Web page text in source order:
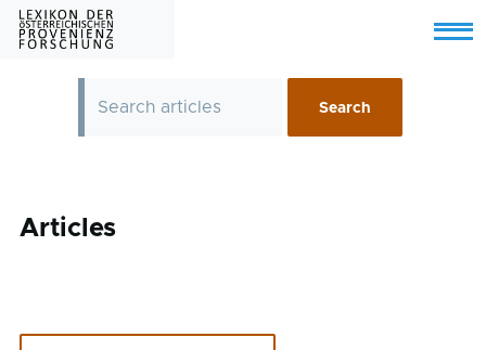
Skip to main content
Menu
Articles